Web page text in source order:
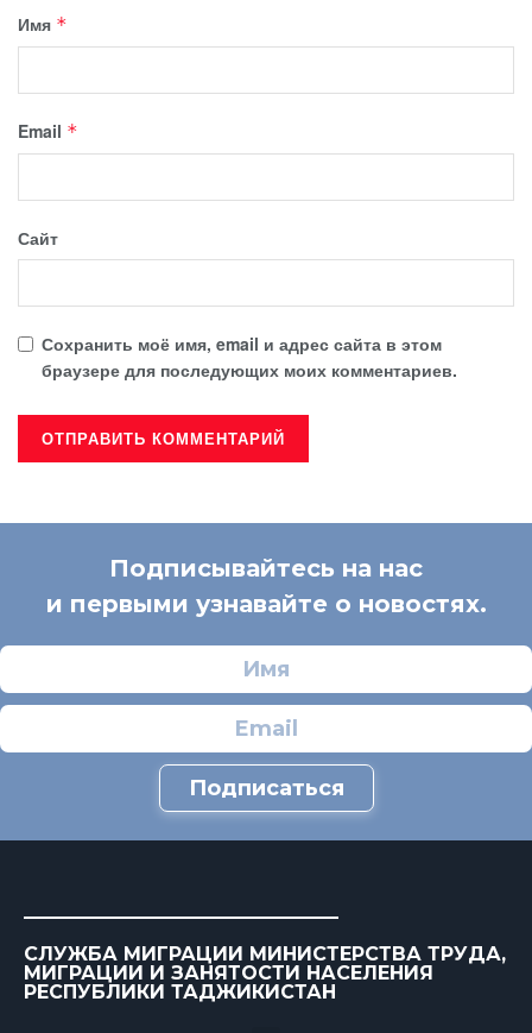
Имя *
Email *
Сайт
Сохранить моё имя, email и адрес сайта в этом
браузере для последующих моих комментариев.
Подписывайтесь на нас
и первыми узнавайте о новостях.
Подписаться
СЛУЖБА МИГРАЦИИ МИНИСТЕРСТВА ТРУДА,
МИГРАЦИИ И ЗАНЯТОСТИ НАСЕЛЕНИЯ
РЕСПУБЛИКИ ТАДЖИКИСТАН